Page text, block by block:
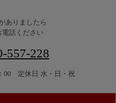
ありましたら
電話ください
557-228
00 定休日 水・日・祝